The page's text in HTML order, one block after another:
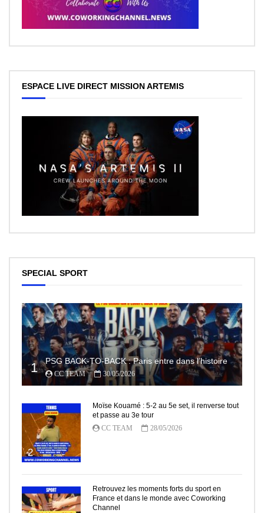
ESPACE LIVE DIRECT MISSION ARTEMIS
SPECIAL SPORT
1 PSG BACK-TO-BACK : Paris entre dans l’histoire
CC TEAM 30/05/2026
2
Moïse Kouamé : 5-2 au 5e set, il renverse tout
et passe au 3e tour
CC TEAM
28/05/2026
Retrouvez les moments forts du sport en
France et dans le monde avec Coworking
Channel